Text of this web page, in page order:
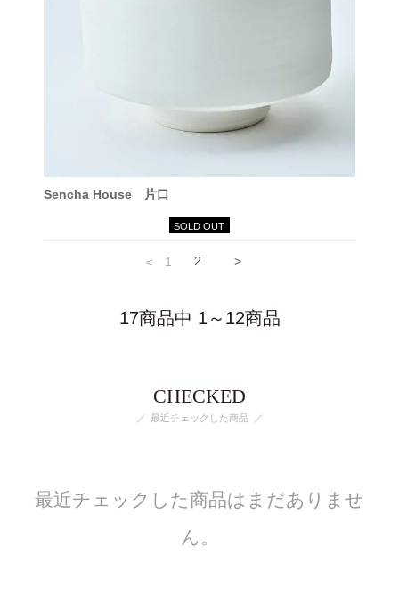
Sencha House 片口
SOLD OUT
< 1 2 >
17商品中 1～12商品
CHECKED
最近チェックした商品
最近チェックした商品はまだありませ
ん。